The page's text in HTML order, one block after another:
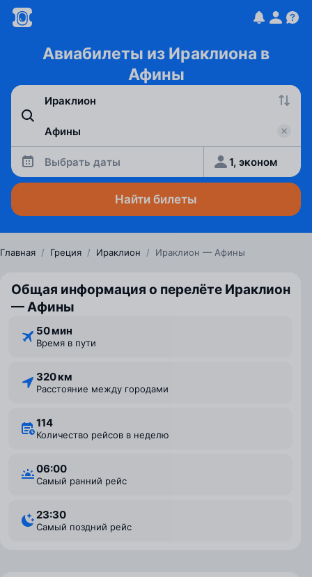
Авиабилеты из Ираклиона в
Афины
Выбрать даты 1, эконом
Найти билеты
Главная / Греция / Ираклион / Ираклион — Афины
Общая информация о перелёте Ираклион
— Афины
50 мин
Время в пути
320 км
Расстояние между городами
114
Количество рейсов в неделю
06:00
Самый ранний рейс
23:30
Самый поздний рейс